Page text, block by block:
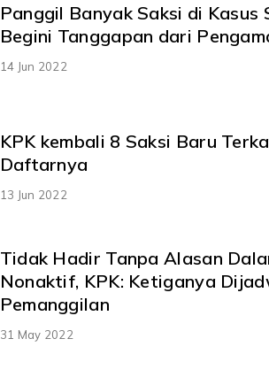
Panggil Banyak Saksi di
Begini Tanggapan dari
14 Jun 2022
KPK kembali 8 Saksi Baru
Daftarnya
13 Jun 2022
Tidak Hadir Tanpa Alasan
Nonaktif, KPK: Ketiganya
Pemanggilan
31 May 2022